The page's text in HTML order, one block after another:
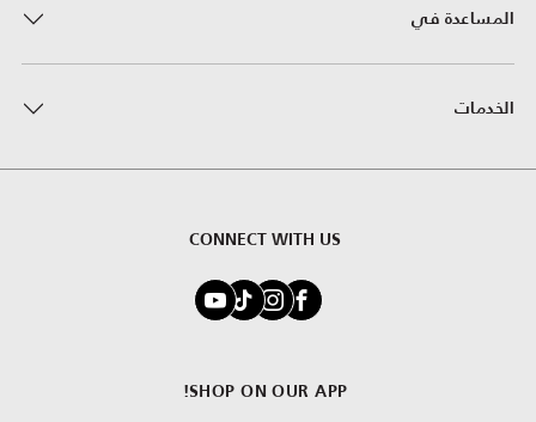
المساعدة في
الخدمات
CONNECT WITH US
SHOP ON OUR APP!